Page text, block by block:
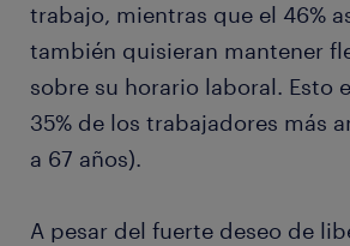
trabajo, mientras que el 46%
también quisieran mantener
sobre su horario laboral. Esto
35% de los trabajadores más
a 67 años).
A pesar del fuerte deseo de